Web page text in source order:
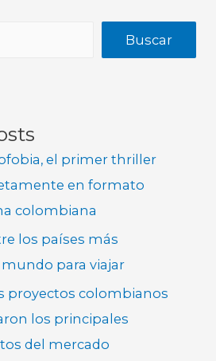
Buscar
el primer thriller
en formato
colombiana
los países más
para viajar
proyectos colombianos
los principales
del mercado